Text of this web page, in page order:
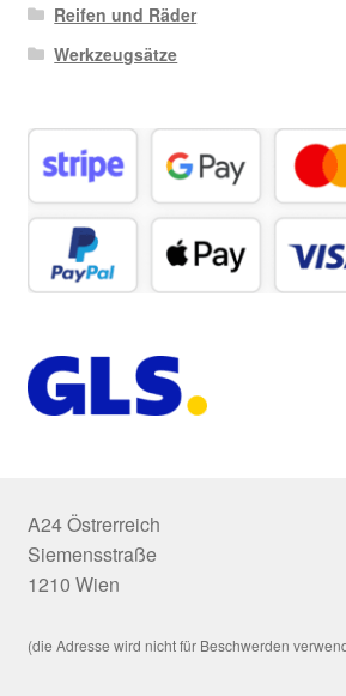
Reifen und Räder
Werkzeugsätze
A24 Östrerreich
Siemensstraße
1210 Wien
(die Adresse wird nicht für Beschwerden